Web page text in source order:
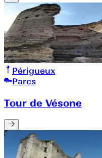
Périgueux
Parcs
Tour de Vésone